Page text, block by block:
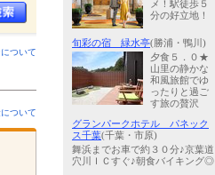
ついて
ついて
メ！駅徒歩５
分の好立地！
旬彩の宿 緑水亭(勝浦・鴨川)
夕食５．０★
山里の静かな
和風旅館でゆ
ったりと過ご
す旅の贅沢
グランパークホテル パネック
ス千葉(千葉・市原)
舞浜までお車で約３０分♪京葉道
穴川ＩＣすぐ♪朝食バイキング◎